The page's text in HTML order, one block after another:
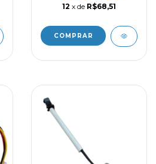
12 x de R$68,51